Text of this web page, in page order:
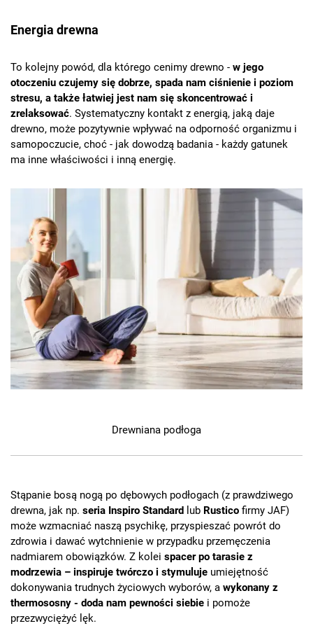
Energia drewna
To kolejny powód, dla którego cenimy drewno - w jego
otoczeniu czujemy się dobrze, spada nam ciśnienie i poziom
stresu, a także łatwiej jest nam się skoncentrować i
zrelaksować. Systematyczny kontakt z energią, jaką daje
drewno, może pozytywnie wpływać na odporność organizmu i
samopoczucie, choć - jak dowodzą badania - każdy gatunek
ma inne właściwości i inną energię.
Drewniana podłoga
Stąpanie bosą nogą po dębowych podłogach (z prawdziwego
drewna, jak np. seria Inspiro Standard lub Rustico firmy JAF)
może wzmacniać naszą psychikę, przyspieszać powrót do
zdrowia i dawać wytchnienie w przypadku przemęczenia
nadmiarem obowiązków. Z kolei spacer po tarasie z
modrzewia – inspiruje twórczo i stymuluje umiejętność
dokonywania trudnych życiowych wyborów, a wykonany z
thermososny - doda nam pewności siebie i pomoże
przezwyciężyć lęk.